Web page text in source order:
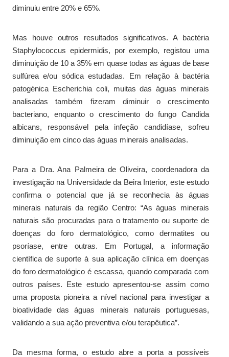
diminuiu entre 20% e 65%.
Mas houve outros resultados significativos. A bactéria
Staphylococcus epidermidis, por exemplo, registou uma
diminuição de 10 a 35% em quase todas as águas de base
sulfúrea e/ou sódica estudadas. Em relação à bactéria
patogénica Escherichia coli, muitas das águas minerais
analisadas também fizeram diminuir o crescimento
bacteriano, enquanto o crescimento do fungo Candida
albicans, responsável pela infeção candidíase, sofreu
diminuição em cinco das águas minerais analisadas.
Para a Dra. Ana Palmeira de Oliveira, coordenadora da
investigação na Universidade da Beira Interior, este estudo
confirma o potencial que já se reconhecia às águas
minerais naturais da região Centro: “As águas minerais
naturais são procuradas para o tratamento ou suporte de
doenças do foro dermatológico, como dermatites ou
psoríase, entre outras. Em Portugal, a informação
científica de suporte à sua aplicação clínica em doenças
do foro dermatológico é escassa, quando comparada com
outros países. Este estudo apresentou-se assim como
uma proposta pioneira a nível nacional para investigar a
bioatividade das águas minerais naturais portuguesas,
validando a sua ação preventiva e/ou terapêutica”.
Da mesma forma, o estudo abre a porta a possíveis